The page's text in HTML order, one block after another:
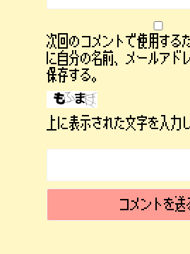
次回のコメントで使用する
に自分の名前、メールアド
保存する。
上に表示された文字を入力